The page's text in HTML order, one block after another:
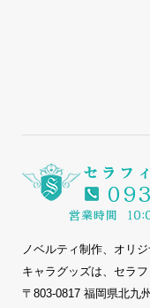
ノベルティ制作、オリ
キャラグッズは、セラ
〒803-0817 福岡県北九